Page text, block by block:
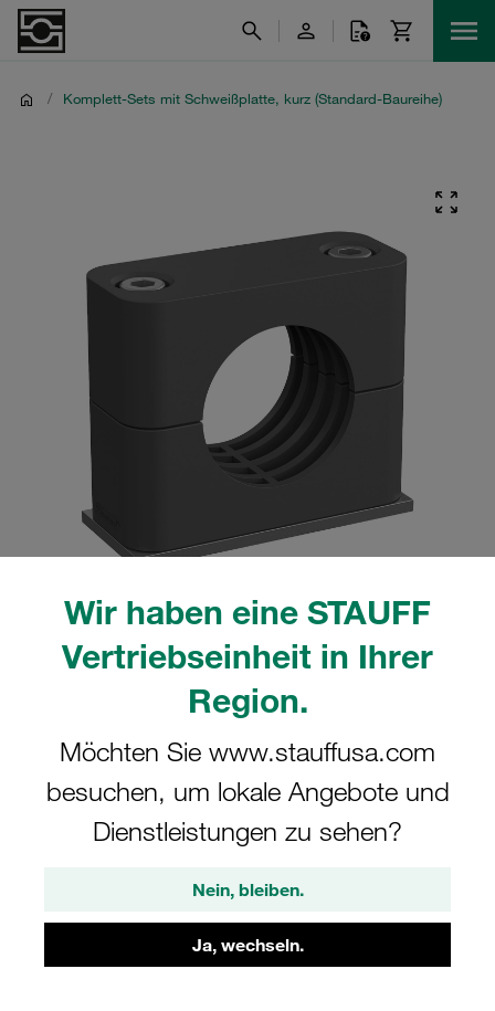
Wir haben eine STAUFF
Vertriebseinheit in Ihrer
Region.
Möchten Sie www.stauffusa.com
besuchen, um lokale Angebote und
Dienstleistungen zu sehen?
Nein, bleiben.
Ja, wechseln.
/ Komplett-Sets mit Schweißplatte, kurz (Standard-Baureihe)
tatsächlichen Produkt abweichen.
Komplettschelle Standard-Baureihe Gr.
2 Ø17,2mm Polyamid W10 gerippt, mit
Vorspannung Anschweißpl., kurz IS-
Schraube
SP-217.2-PA-IS-M-W10
STAUFF Materialnr. 1110000633